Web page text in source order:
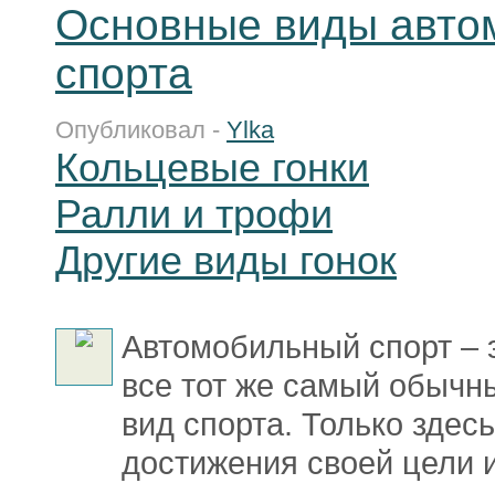
Основные виды
спорта
Опубликовал - Ylka
Кольцевые гонки
Ралли и трофи
Другие виды гонок
Автомобильный спорт –
все тот же самый
вид спорта. Только
достижения своей цели